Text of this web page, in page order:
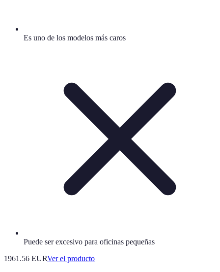
Es uno de los modelos más caros
Puede ser excesivo para oficinas pequeñas
1961.56 EURVer el producto